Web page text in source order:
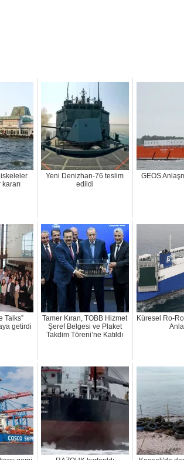
iskeleler
Yeni Denizhan-76 teslim
edildi
GEOS
Talks”
getirdi
Tamer Kıran, TOBB Hizmet
Şeref Belgesi ve Plaket
Takdim Töreni’ne Katıldı
Küresel Ro-